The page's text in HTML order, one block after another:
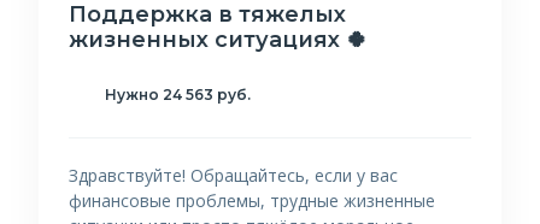
Поддержка в тяжелых
жизненных ситуациях 🍀
Нужно 24 563 руб.
Здравствуйте! Обращайтесь, если у вас
финансовые проблемы, трудные жизненные